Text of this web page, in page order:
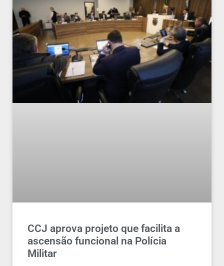
CCJ aprova projeto que facilita a
ascensão funcional na Polícia
Militar